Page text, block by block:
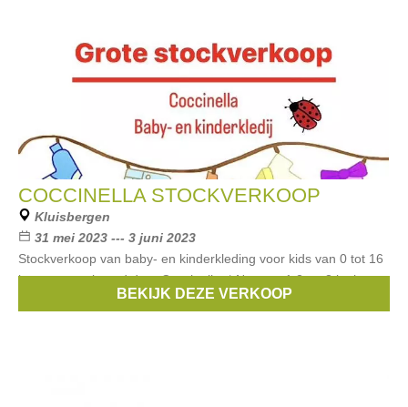
COCCINELLA STOCKVERKOOP
Kluisbergen
31 mei 2023 --- 3 juni 2023
Stockverkoop van baby- en kinderkleding voor kids van 0 tot 16
jaar georganiseerd door Coccinella. * Noot op 1,2 en 3 juni
gesloten tussen de middag van 12u tot 14u
BEKIJK DEZE VERKOOP